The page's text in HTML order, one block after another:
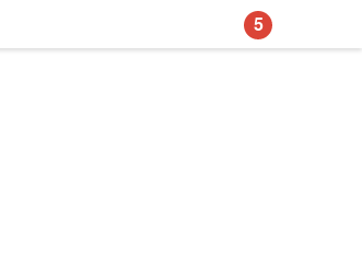
5